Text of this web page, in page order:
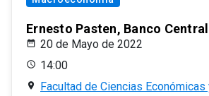
Ernesto Pasten, Banco
20 de Mayo de 2022
14:00
Facultad de Ciencias Económicas